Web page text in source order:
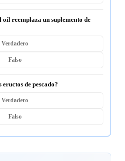
reemplaza un suplemento de
Verdadero
Falso
de pescado?
Verdadero
Falso